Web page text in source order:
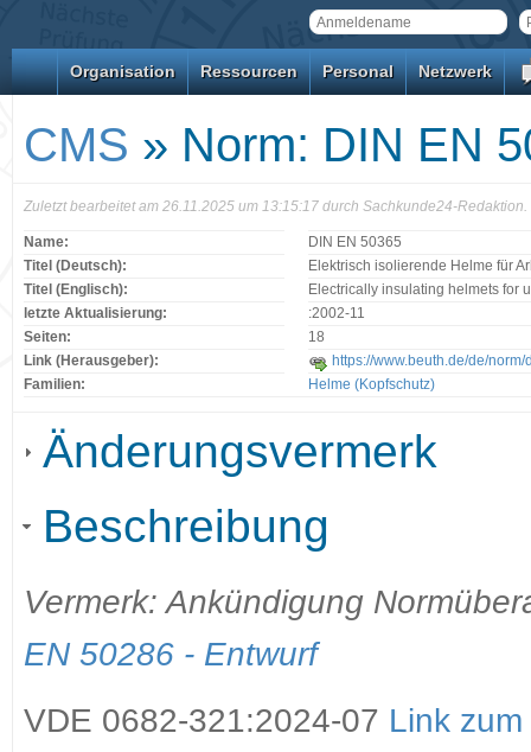
Organisation Ressourcen Personal Netzwerk
CMS » Norm: DIN EN
Zuletzt bearbeitet am 26.11.2025 um 13:15:17 durch Sachkunde24-Redaktion.
Name:
DIN EN 50365
Titel (Deutsch):
Elektrisch isolierende Helme für
Titel (Englisch):
Electrically insulating helmets for
letzte Aktualisierung:
:2002-11
Seiten:
18
Link (Herausgeber):
https://www.beuth.de/de/
Familien:
Helme (Kopfschutz)
Änderungsvermerk
Beschreibung
Vermerk: Ankündigung
EN 50286 - Entwurf
VDE 0682-321:2024-07 Link